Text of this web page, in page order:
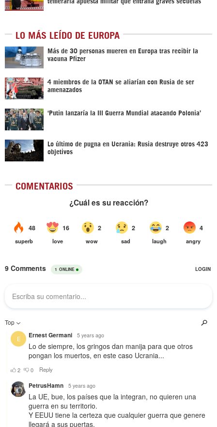
LO MÁS LEÍDO DE EUROPA
Más de 30 personas mueren en Europa tras recibir la
vacuna Pfizer
4 miembros de la OTAN se aliarían con Rusia de ser
amenazados
‘Putin lanzaría la III Guerra Mundial atacando Polonia’
Lo último de pugna en Ucrania: Rusia destruye otros 423
objetivos
COMENTARIOS